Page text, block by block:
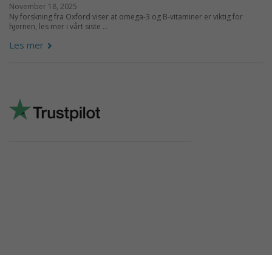
November 18, 2025
Ny forskning fra Oxford viser at omega-3 og B-vitaminer er viktig for
hjernen, les mer i vårt siste ...
Les mer